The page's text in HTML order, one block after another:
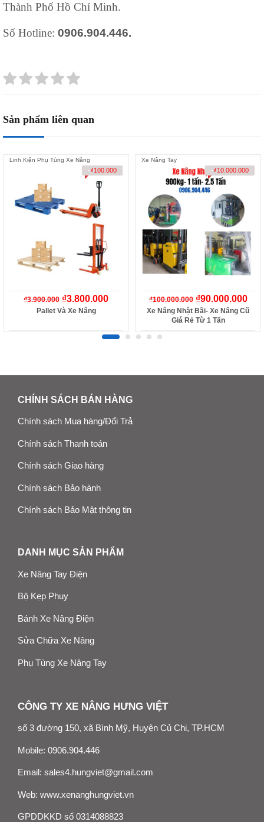
Thành Phố Hồ Chí Minh.
Số Hotline: 0906.904.446.
Sản phẩm liên quan
Linh Kiện Phụ Tùng Xe Nâng
-₫100.000
₫3.900.000 ₫3.800.000
Pallet Và Xe Nâng
Xe Nâng Tay
-₫10.000.000
₫100.000.000 ₫90.000.000
Xe Nâng Nhật Bãi- Xe Nâng Cũ
Giá Rẻ Từ 1 Tấn
CHÍNH SÁCH BÁN HÀNG
Chính sách Mua hàng/Đổi Trả
Chính sách Thanh toán
Chính sách Giao hàng
Chính sách Bảo hành
Chính sách Bảo Mật thông tin
DANH MỤC SẢN PHẨM
Xe Nâng Tay Điện
Bộ Kẹp Phuy
Bánh Xe Nâng Điện
Sửa Chữa Xe Nâng
Phụ Tùng Xe Nâng Tay
CÔNG TY XE NÂNG HƯNG VIỆT
số 3 đường 150, xã Bình Mỹ, Huyện Củ Chi, TP.HCM
Mobile: 0906.904.446
Email: sales4.hungviet@gmail.com
Web: www.xenanghungviet.vn
GPDDKKD số 0314088823